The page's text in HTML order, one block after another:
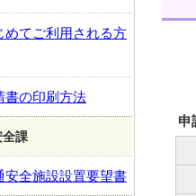
申
めてご利用される方
書の印刷方法
全課
安全施設設置要望書